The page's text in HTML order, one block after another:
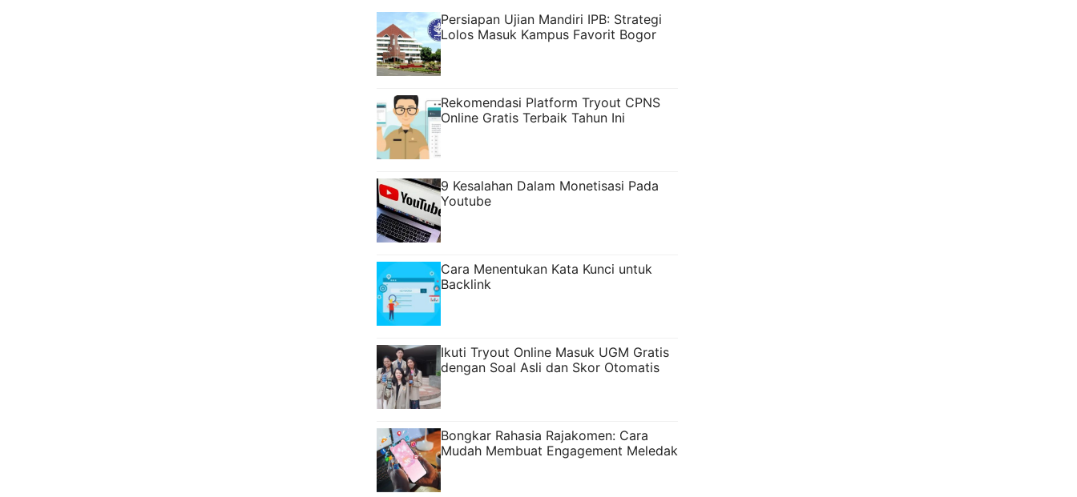
Persiapan Ujian Mandiri IPB: Strategi
Lolos Masuk Kampus Favorit Bogor
Rekomendasi Platform Tryout CPNS
Online Gratis Terbaik Tahun Ini
9 Kesalahan Dalam Monetisasi Pada
Youtube
Cara Menentukan Kata Kunci untuk
Backlink
Ikuti Tryout Online Masuk UGM Gratis
dengan Soal Asli dan Skor Otomatis
Bongkar Rahasia Rajakomen: Cara
Mudah Membuat Engagement Meledak